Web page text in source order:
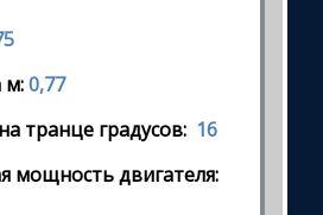
м:0,77
транце градусов: 16
мощность двигателя: